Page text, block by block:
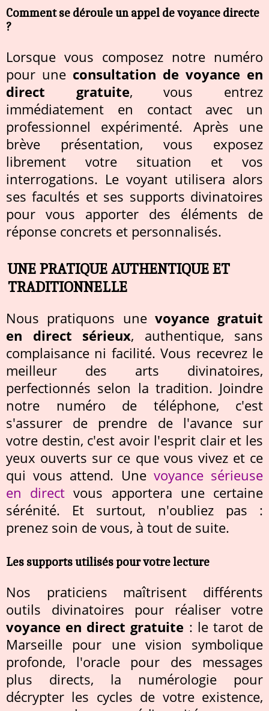
Comment se déroule un appel de voyance directe
?
Lorsque vous composez notre numéro
pour une consultation de voyance en
direct gratuite, vous entrez
immédiatement en contact avec un
professionnel expérimenté. Après une
brève présentation, vous exposez
librement votre situation et vos
interrogations. Le voyant utilisera alors
ses facultés et ses supports divinatoires
pour vous apporter des éléments de
réponse concrets et personnalisés.
UNE PRATIQUE AUTHENTIQUE ET
TRADITIONNELLE
Nous pratiquons une voyance gratuit
en direct sérieux, authentique, sans
complaisance ni facilité. Vous recevrez le
meilleur des arts divinatoires,
perfectionnés selon la tradition. Joindre
notre numéro de téléphone, c'est
s'assurer de prendre de l'avance sur
votre destin, c'est avoir l'esprit clair et les
yeux ouverts sur ce que vous vivez et ce
qui vous attend. Une voyance sérieuse
en direct vous apportera une certaine
sérénité. Et surtout, n'oubliez pas :
prenez soin de vous, à tout de suite.
Les supports utilisés pour votre lecture
Nos praticiens maîtrisent différents
outils divinatoires pour réaliser votre
voyance en direct gratuite : le tarot de
Marseille pour une vision symbolique
profonde, l'oracle pour des messages
plus directs, la numérologie pour
décrypter les cycles de votre existence,